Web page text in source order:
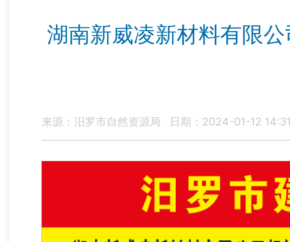
湖南新威凌新材料有限
来源：汨罗市自然资源局 日期：2024-01-12 14:31